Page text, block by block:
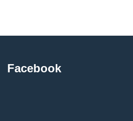
Facebook